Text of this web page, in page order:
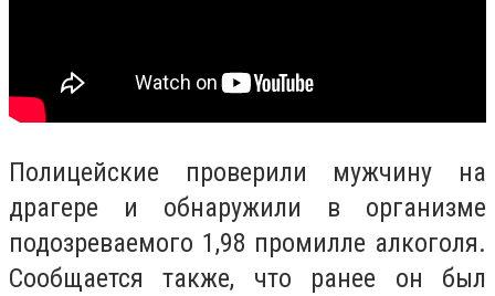
Полицейские проверили мужчину на
драгере и обнаружили в организме
подозреваемого 1,98 промилле алкоголя.
Сообщается также, что ранее он был